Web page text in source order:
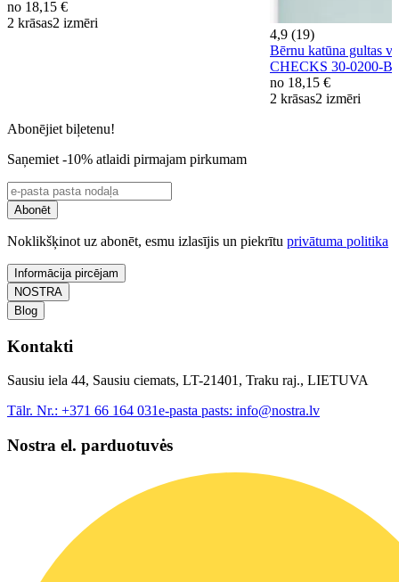
no 18,15 €
2 krāsas2 izmēri
4,9 (19)
Bērnu katūna gultas
CHECKS 30-0200-
no 18,15 €
2 krāsas2 izmēri
Abonējiet biļetenu!
Saņemiet -10% atlaidi pirmajam pirkumam
Abonēt
Noklikšķinot uz abonēt, esmu izlasījis un piekrītu privātuma politika
Informācija pircējam
NOSTRA
Blog
Kontakti
Sausiu iela 44, Sausiu ciemats, LT-21401, Traku raj., LIETUVA
Tālr. Nr.: +371 66 164 031e-pasta pasts: info@nostra.lv
Nostra el. parduotuvės